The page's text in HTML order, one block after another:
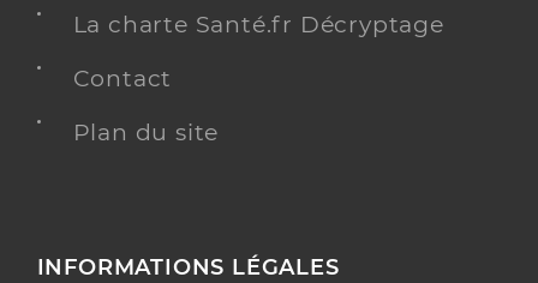
La charte Santé.fr Décryptage
Contact
Plan du site
INFORMATIONS LÉGALES